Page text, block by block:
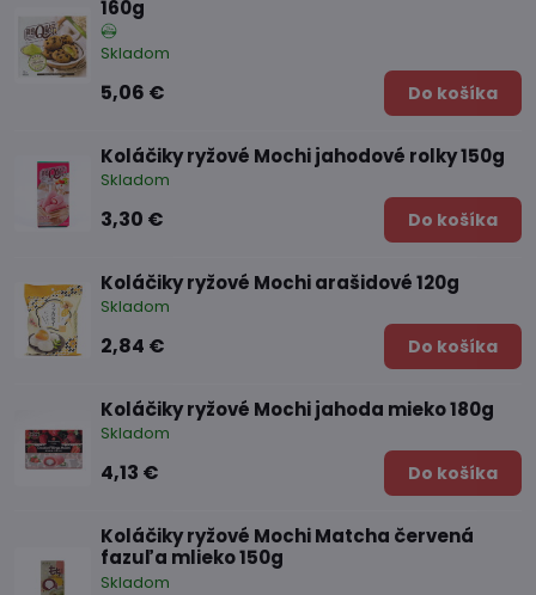
160g
Skladom
5,06 € Do košíka
Koláčiky ryžové Mochi jahodové rolky 150g
Skladom
3,30 € Do košíka
Koláčiky ryžové Mochi arašidové 120g
Skladom
2,84 € Do košíka
Koláčiky ryžové Mochi jahoda mieko 180g
Skladom
4,13 € Do košíka
Koláčiky ryžové Mochi Matcha červená
fazuľa mlieko 150g
Skladom